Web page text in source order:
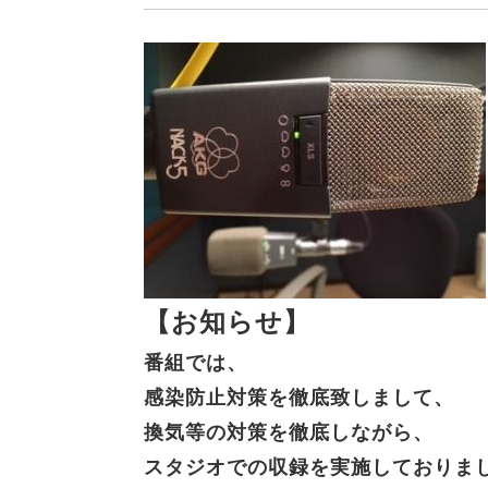
【お知らせ】
番組では、
感染防止対策を徹底致しまして、
換気等の対策を徹底しながら、
スタジオでの収録を実施しておりま